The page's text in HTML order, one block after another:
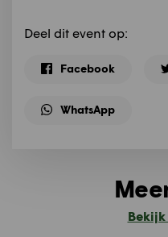
Deel dit event op:
Facebook
WhatsApp